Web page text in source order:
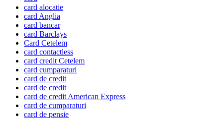
card alocatie
card Anglia
card bancar
card Barclays
Card Cetelem
card contactless
card credit Cetelem
card cumparaturi
card de credit
card de credit
card de credit American Express
card de cumparaturi
card de pensie